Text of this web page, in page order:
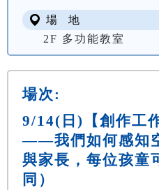
場 地
2F 多功能教室
場次:
9/14(日)【創作工
——我們如何感知
與家長，每位孩童
同）